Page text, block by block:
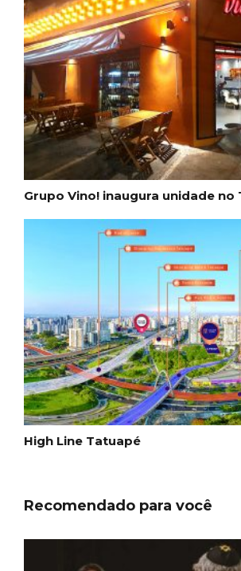
Grupo Vino! inaugura unidade no
High Line Tatuapé
Recomendado para você